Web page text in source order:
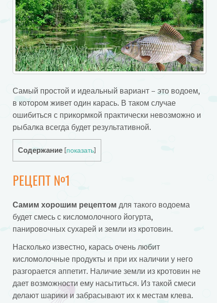
Самый простой и идеальный вариант – это водоем,
в котором живет один карась. В таком случае
ошибиться с прикормкой практически невозможно и
рыбалка всегда будет результативной.
Содержание показать]
РЕЦЕПТ №1
Самим хорошим рецептом для такого водоема
будет смесь с кисломолочного йогурта,
панировочных сухарей и земли из кротовин.
Насколько известно, карась очень любит
кисломолочные продукты и при их наличии у него
разгорается аппетит. Наличие земли из кротовин не
дает возможности ему насытиться. Из такой смеси
делают шарики и забрасывают их к местам клева.